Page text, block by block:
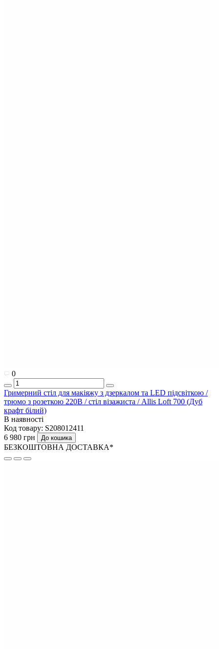
0
Гримерний стіл для макіяжу з дзеркалом та LED підсвіткою /
трюмо з розеткою 220В / стіл візажиста / Allis Loft 700 (Дуб
крафт білий)
В наявності
Код товару: S208012411
6 980 грн
До кошика
БЕЗКОШТОВНА ДОСТАВКА*